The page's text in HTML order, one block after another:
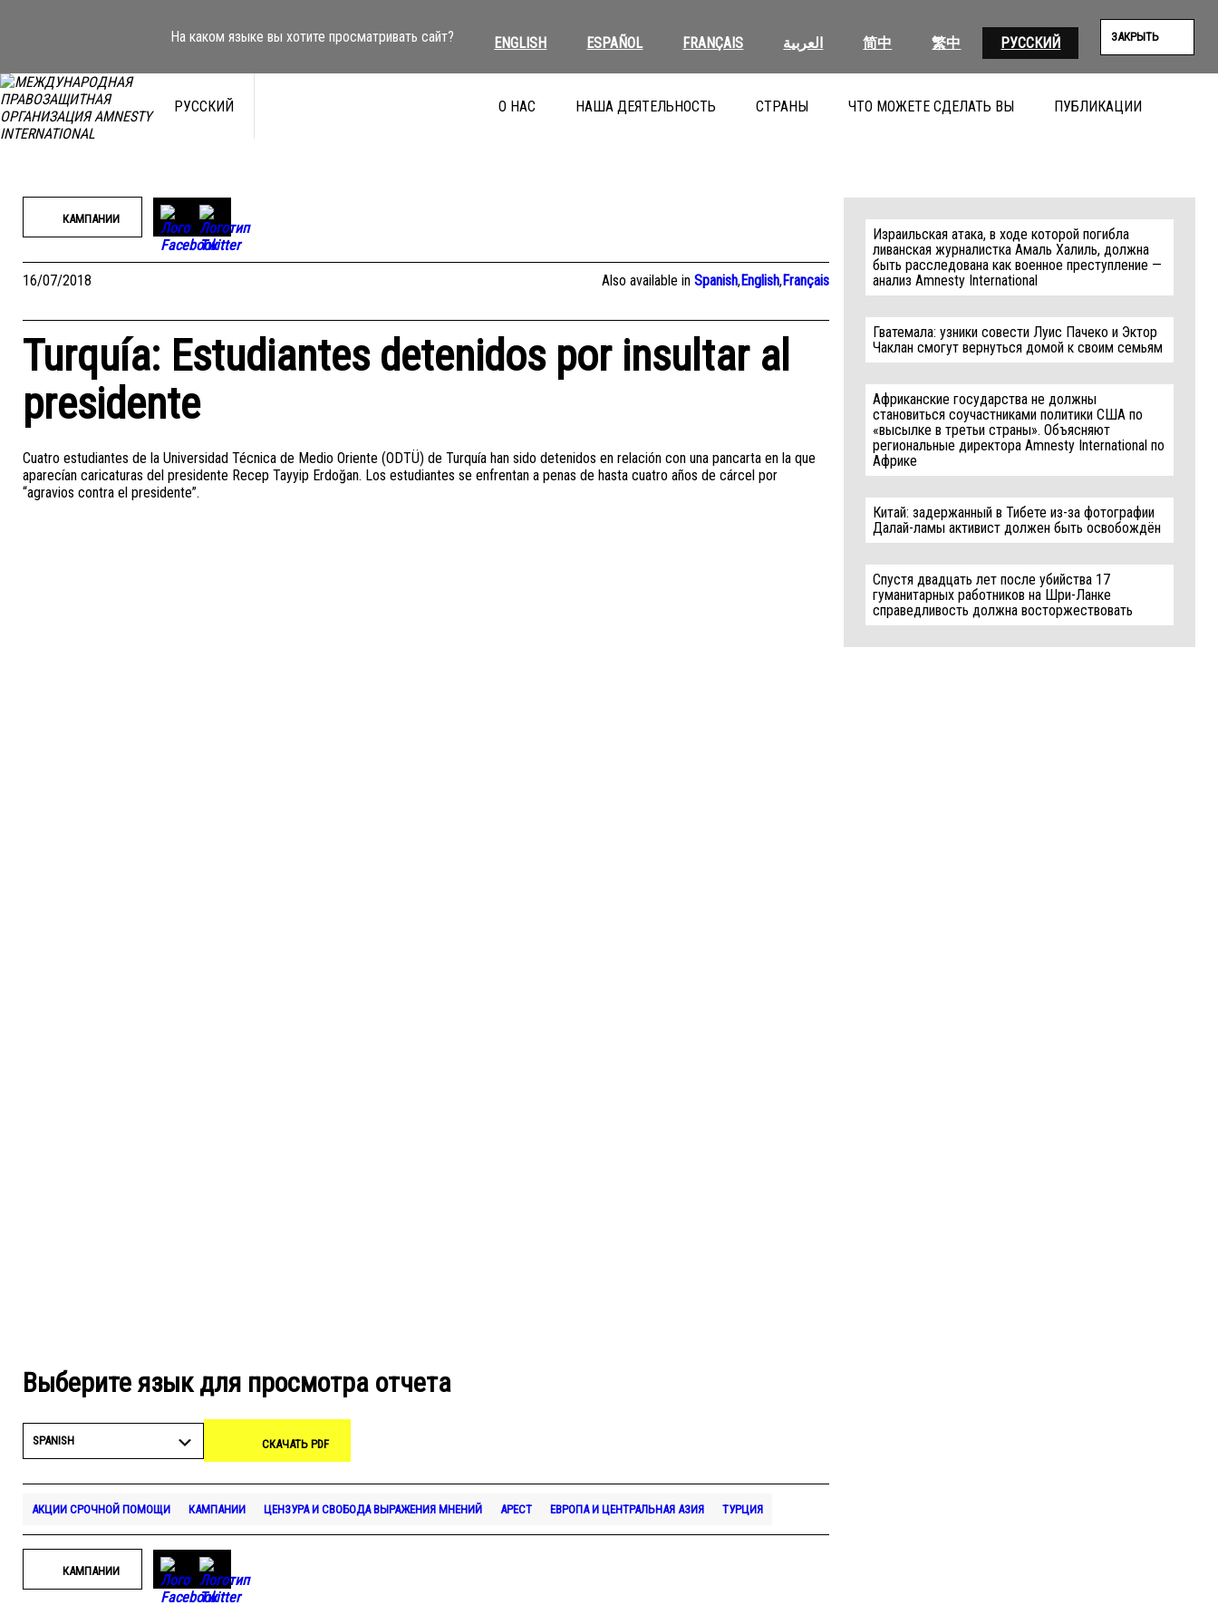
На каком языке вы хотите просматривать сайт? ENGLISH ESPAÑOL FRANÇAIS العربية 简中 繁中 РУССКИЙ ЗАКРЫТЬ
РУССКИЙ О НАС НАША ДЕЯТЕЛЬНОСТЬ СТРАНЫ ЧТО МОЖЕТЕ СДЕЛАТЬ ВЫ ПУБЛИКАЦИИ
КАМПАНИИ
16/07/2018 Also available inSpanish,English,Français
Turquía: Estudiantes detenidos por insultar al
presidente
Cuatro estudiantes de la Universidad Técnica de Medio Oriente (ODTÜ) de Turquía han sido detenidos en relación con una pancarta en la que
aparecían caricaturas del presidente Recep Tayyip Erdoğan. Los estudiantes se enfrentan a penas de hasta cuatro años de cárcel por
“agravios contra el presidente”.
Выберите язык для просмотра отчета
SPANISH СКАЧАТЬ PDF
АКЦИИ СРОЧНОЙ ПОМОЩИ КАМПАНИИ ЦЕНЗУРА И СВОБОДА ВЫРАЖЕНИЯ МНЕНИЙ АРЕСТ ЕВРОПА И ЦЕНТРАЛЬНАЯ АЗИЯ ТУРЦИЯ
КАМПАНИИ
Израильская атака, в ходе которой погибла
ливанская журналистка Амаль Халиль, должна
быть расследована как военное преступление —
анализ Amnesty International
Гватемала: узники совести Луис Пачеко и Эктор
Чаклан смогут вернуться домой к своим семьям
Африканские государства не должны
становиться соучастниками политики США по
«высылке в третьи страны». Объясняют
региональные директора Amnesty International по
Африке
Китай: задержанный в Тибете из-за фотографии
Далай-ламы активист должен быть освобождён
Спустя двадцать лет после убийства 17
гуманитарных работников на Шри-Ланке
справедливость должна восторжествовать